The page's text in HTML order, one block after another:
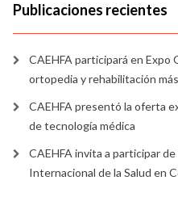
Publicaciones recientes
CAEHFA participará en
ortopedia y rehabilitación
CAEHFA presentó la oferta
de tecnología médica
CAEHFA invita a participar
Internacional de la Salud en